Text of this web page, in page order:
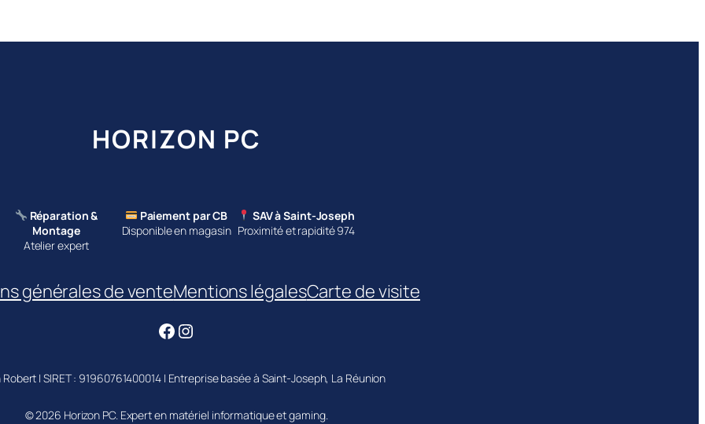
HORIZON PC
Réparation &
Montage
Atelier expert
Paiement par CB
Disponible en magasin
SAV à Saint-Joseph
Proximité et rapidité 974
générales de venteMentions légalesCarte de visite
Facebook
Instagram
| SIRET : 91960761400014 | Entreprise basée à Saint-Joseph, La Réunion
© 2026 Horizon PC. Expert en matériel informatique et gaming.